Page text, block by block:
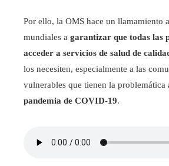
Por ello, la OMS hace un llamamiento
mundiales a garantizar que todas las
acceder a servicios de salud de
los necesiten, especialmente a las
vulnerables que tienen la problemática
pandemia de COVID-19.